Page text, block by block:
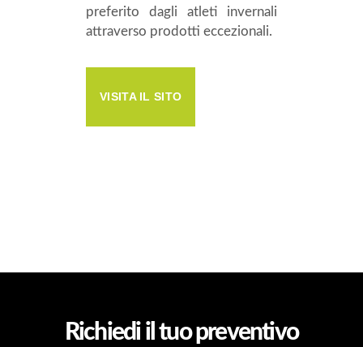
preferito dagli atleti invernali
attraverso prodotti eccezionali.
VISITA IL SITO
Richiedi il tuo preventivo